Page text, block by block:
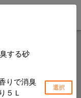
する砂
りで消臭
５Ｌ
選択